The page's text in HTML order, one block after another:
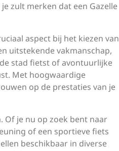
zult merken dat een Gazelle
aspect bij het kiezen van
uitstekende vakmanschap,
stad fietst of avontuurlijke
Met hoogwaardige
op de prestaties van je
Of je nu op zoek bent naar
of een sportieve fiets
beschikbaar in diverse